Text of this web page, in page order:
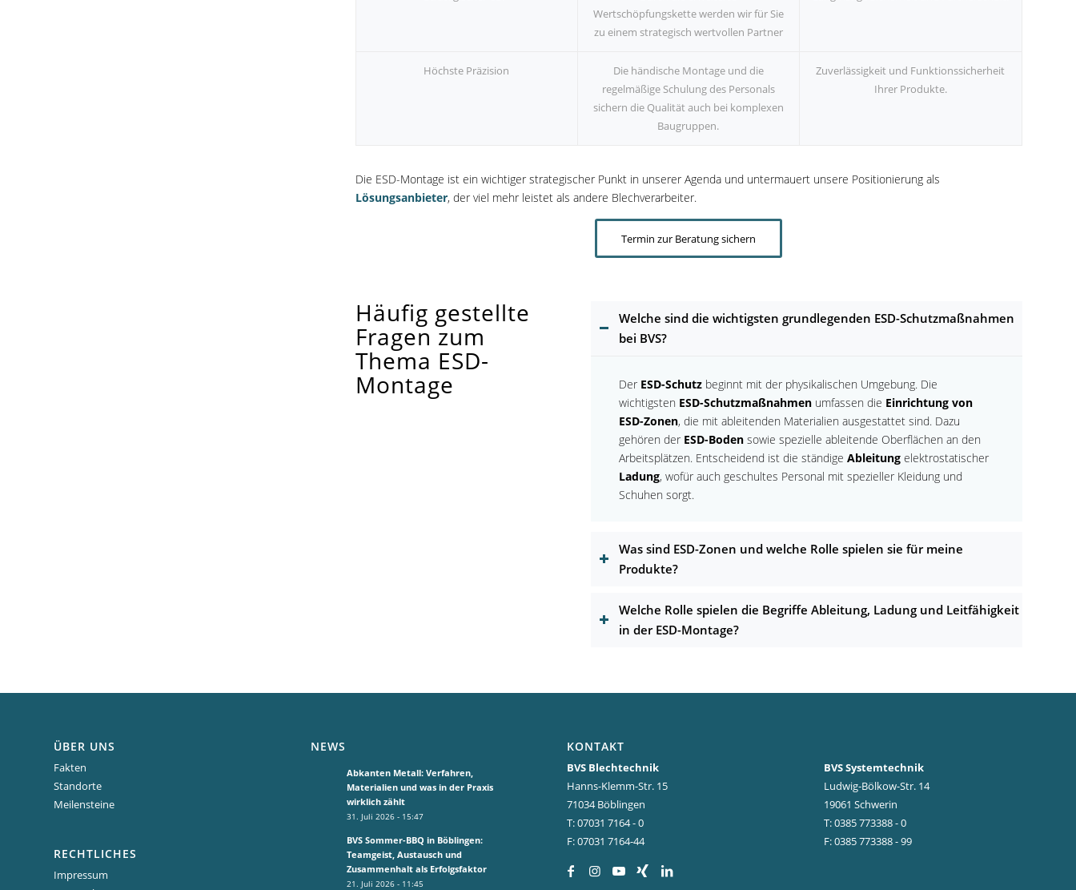
Wertschöpfungskette werden wir für Sie
zu einem strategisch wertvollen Partner
Höchste Präzision
Die händische Montage und die
regelmäßige Schulung des Personals
sichern die Qualität auch bei komplexen
Baugruppen.
Zuverlässigkeit und Funktionssicherheit
Ihrer Produkte.
Die ESD-Montage ist ein wichtiger strategischer Punkt in unserer Agenda und untermauert unsere Positionierung als
Lösungsanbieter, der viel mehr leistet als andere Blechverarbeiter.
Termin zur Beratung sichern
Häufig gestellte
Fragen zum
Thema ESD-
Montage
Welche sind die wichtigsten grundlegenden ESD-Schutzmaßnahmen
bei BVS?
Der ESD-Schutz beginnt mit der physikalischen Umgebung. Die
wichtigsten ESD-Schutzmaßnahmen umfassen die Einrichtung von
ESD-Zonen, die mit ableitenden Materialien ausgestattet sind. Dazu
gehören der ESD-Boden sowie spezielle ableitende Oberflächen an den
Arbeitsplätzen. Entscheidend ist die ständigeAbleitung elektrostatischer
Ladung, wofür auch geschultes Personal mit spezieller Kleidung und
Schuhen sorgt.
Was sind ESD-Zonen und welche Rolle spielen sie für meine
Produkte?
Welche Rolle spielen die Begriffe Ableitung, Ladung und Leitfähigkeit
in der ESD-Montage?
ÜBER UNS
Fakten
Standorte
Meilensteine
RECHTLICHES
Impressum
NEWS
Abkanten Metall: Verfahren,
Materialien und was in der Praxis
wirklich zählt
31. Juli 2026 - 15:47
BVS Sommer-BBQ in Böblingen:
Teamgeist, Austausch und
Zusammenhalt als Erfolgsfaktor
21. Juli 2026 - 11:45
KONTAKT
BVS Blechtechnik
Hanns-Klemm-Str. 15
71034 Böblingen
T: 07031 7164 - 0
F: 07031 7164-44
BVS Systemtechnik
Ludwig-Bölkow-Str. 14
19061 Schwerin
T: 0385 773388 - 0
F: 0385 773388 - 99